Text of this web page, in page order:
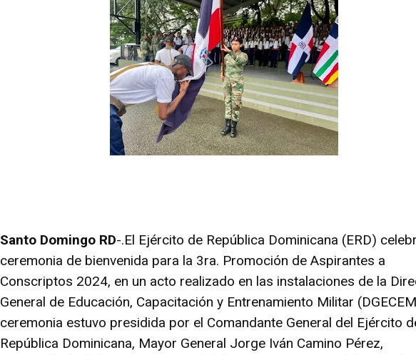
Santo Domingo RD-.El Ejército de República Dominicana (ERD)
ceremonia de bienvenida para la 3ra. Promoción de Aspirantes a
Conscriptos 2024, en un acto realizado en las instalaciones de la
General de Educación, Capacitación y Entrenamiento Militar
ceremonia estuvo presidida por el Comandante General del Ejército
República Dominicana, Mayor General Jorge Iván Camino Pérez,